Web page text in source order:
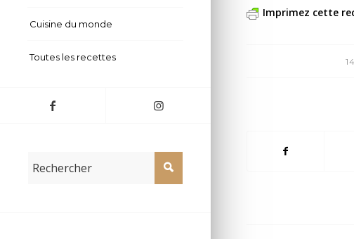
Cuisine du monde
Toutes les recettes
Imprimez cette